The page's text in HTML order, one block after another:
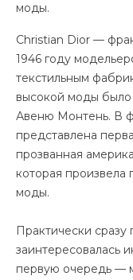
моды.
Christian Dior —
1946 году
текстильным
высокой моды
Авеню Монтень. В
представлена
прозванная
которая
моды.
Практически сразу
заинтересовалась
первую очередь —